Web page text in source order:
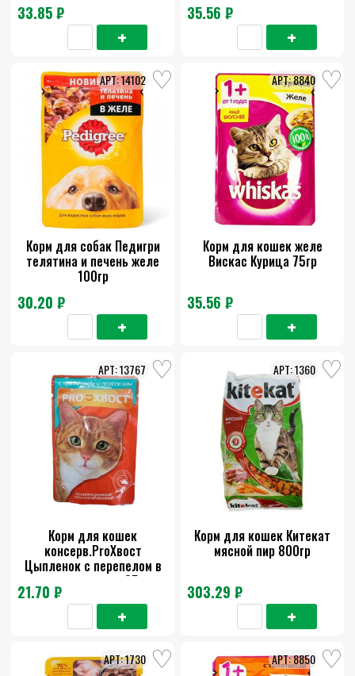
33.85 ₽ 35.56 ₽
Корм для собак Педигри
телятина и печень желе
100гр
30.20 ₽
14102
Корм для кошек желе
Вискас Курица 75гр
35.56 ₽
8840
Корм для кошек
консерв.ProХвост
Цыпленок с перепелом в
желе с овощами 85 гр
21.70 ₽
13767
Корм для кошек Китекат
мясной пир 800гр
303.29 ₽
1360
1730 8850